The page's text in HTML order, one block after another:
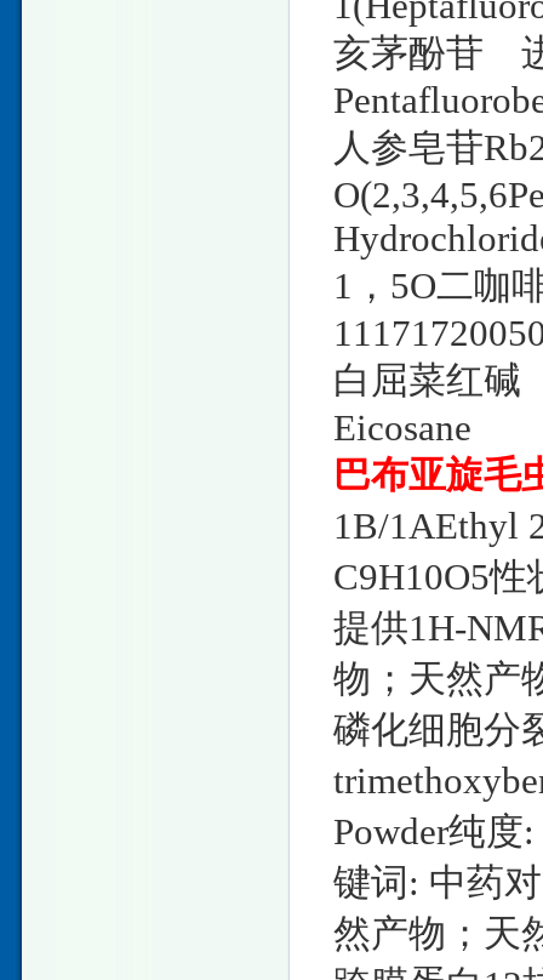
亥茅酚苷
人参皂苷
1，5O二
白屈菜红
Eicosane
巴布亚旋毛
1B/1AEthyl
C9H10O5
提供1H-
物；天然产
磷化细胞分
Powder纯
键词: 中药
然产物；天